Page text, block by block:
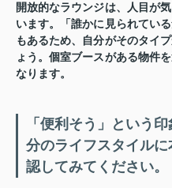
開放的なラウンジは、人目が
います。「誰かに見られてい
もあるため、自分がそのタイ
ょう。個室ブースがある物件
なります。
「便利そう」という
分のライフスタイル
認してみてください。